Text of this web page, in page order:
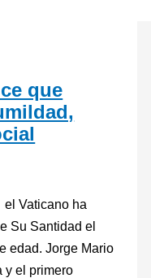
que
Vaticano ha
Su Santidad el
edad. Jorge Mario
y el primero